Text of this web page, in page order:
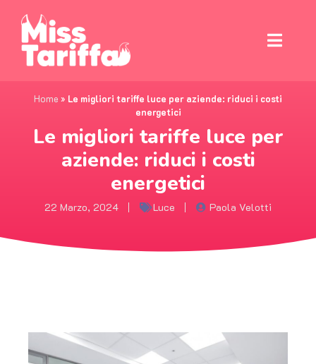
Home » Le migliori tariffe luce per aziende: riduci i costi
energetici
Le migliori tariffe luce per
aziende: riduci i costi
energetici
22 Marzo, 2024 Luce Paola Velotti